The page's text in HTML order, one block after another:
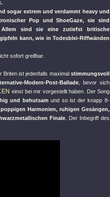
sogar extrem und verdammt heavy und
Pop und ShoeGaze, sie sind
sind sie eine zutiefst britische
kann, wie in Todesblei-Riffwänden
sofort greifbar.
Briten ist jedenfalls maximalstimmungsvoll
Modern-Post-Ballade , bevor sich
einst bei mir vorgestellt haben. Der Song
und behutsam und so ist der knapp 8-
Harmonien, ruhigen Gesängen,
Finale . Der Inbegriff des